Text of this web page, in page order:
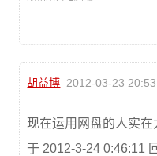
胡益博 2012-03-23
现在运用网盘的人实
于 2012-3-24 0:46:11